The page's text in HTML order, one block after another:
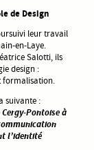
de Design
leur travail
en-Laye.
Salotti, ils
design :
formalisation.
suivante :
Pontoise à
l’identité